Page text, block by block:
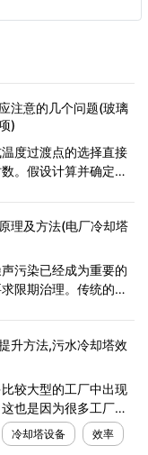
注意的几个问题(玻璃
)
度过渡点的选择直接
。假设计算并确定此
理及方法(电厂冷却塔
污染已经成为重要的
限期治理。传统的治
升方法,污水冷却塔效
较大型的工厂中出现
也是因为很多工厂会
使用。生产制作这一
有比较不错的发展前
冷却塔设备 效率